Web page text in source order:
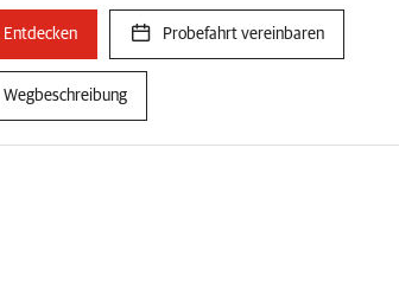
Entdecken Probefahrt vereinbaren
Wegbeschreibung